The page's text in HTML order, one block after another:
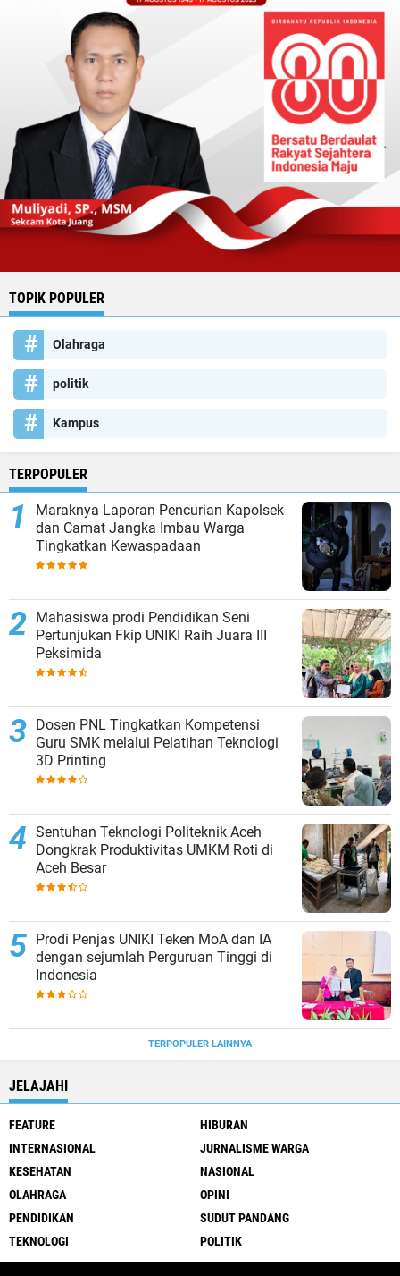
TOPIK POPULER
Olahraga
politik
Kampus
TERPOPULER
Maraknya Laporan Pencurian Kapolsek
dan Camat Jangka Imbau Warga
Tingkatkan Kewaspadaan
Mahasiswa prodi Pendidikan Seni
Pertunjukan Fkip UNIKI Raih Juara III
Peksimida
Dosen PNL Tingkatkan Kompetensi
Guru SMK melalui Pelatihan Teknologi
3D Printing
Sentuhan Teknologi Politeknik Aceh
Dongkrak Produktivitas UMKM Roti di
Aceh Besar
Prodi Penjas UNIKI Teken MoA dan IA
dengan sejumlah Perguruan Tinggi di
Indonesia
TERPOPULER LAINNYA
JELAJAHI
FEATURE
HIBURAN
INTERNASIONAL
JURNALISME WARGA
KESEHATAN
NASIONAL
OLAHRAGA
OPINI
PENDIDIKAN
SUDUT PANDANG
TEKNOLOGI
POLITIK